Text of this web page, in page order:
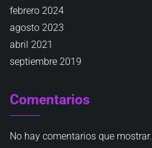
febrero 2024
agosto 2023
abril 2021
septiembre 2019
Comentarios
No hay comentarios que mostrar.